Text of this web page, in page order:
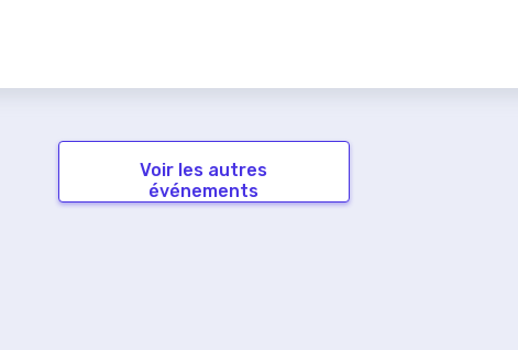
Voir les autres
événements